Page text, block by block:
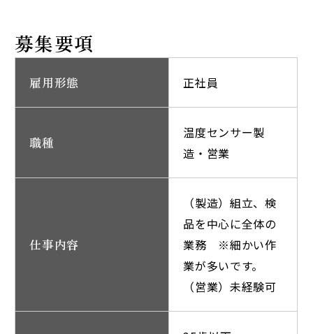
募集要項
雇用形態 正社員
職種
温度センサー製
造・営業
仕事内容
（製造）組立、検
品を中心に全体の
業務 ※細かい作
業が多いです。
（営業）未経験可